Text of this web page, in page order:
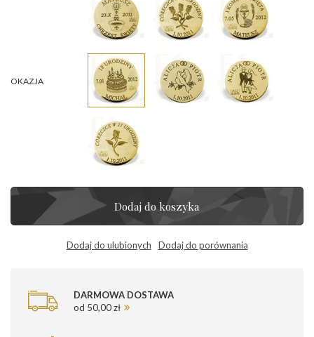
OKAZJA
Dodaj do koszyka
Dodaj do ulubionych Dodaj do porównania
DARMOWA DOSTAWA
od 50,00 zł